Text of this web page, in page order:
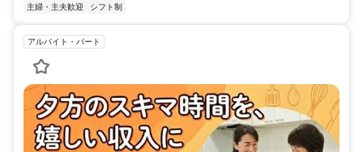
主婦・主夫歓迎 シフト制
アルバイト・パート